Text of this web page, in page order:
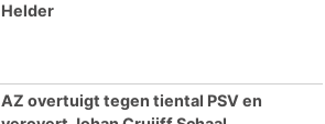
Helder
AZ overtuigt tegen tiental PSV en